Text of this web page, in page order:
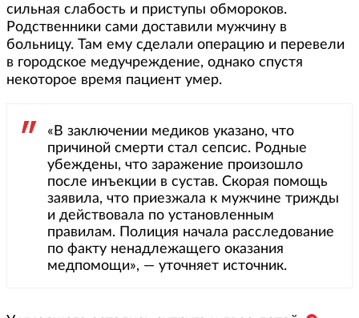
сильная слабость и приступы обмороков.
Родственники сами доставили мужчину в
больницу. Там ему сделали операцию и перевели
в городское медучреждение, однако спустя
некоторое время пациент умер.
«В заключении медиков указано, что
причиной смерти стал сепсис. Родные
убеждены, что заражение произошло
после инъекции в сустав. Скорая помощь
заявила, что приезжала к мужчине трижды
и действовала по установленным
правилам. Полиция начала расследование
по факту ненадлежащего оказания
медпомощи», — уточняет источник.